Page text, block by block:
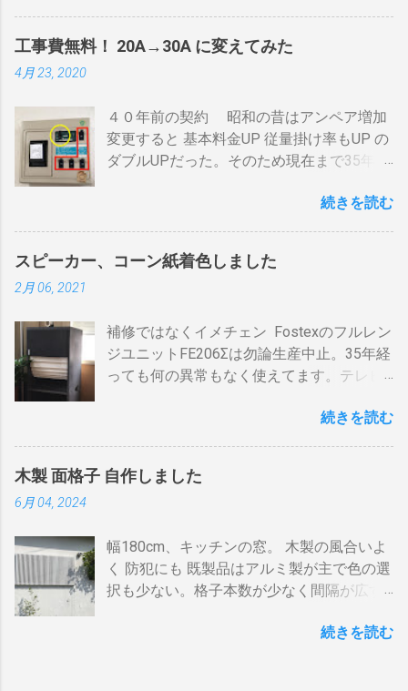
ムの順で熱が伝わるので、温度変化には時
間がかかります。それを予測したうえでの
煎りあがりのタイミングを考慮しなくては
火傷や洋服の焦げにも注意が必要です。 2
重ドラムで通気性が殆ど無い とうこと。熱
し難く冷めにくいのが特徴。 ２．パンチン
早い話が「 回転式炙り焼き 」です。熱は素
通りで蓄熱は不可。ガスコンロの炎がその
まま反映します。中火で200gなら6分程度
勿論焦げます。放置すれば燃えます。風に
よる炎の揺れや、ドラムに風が入るとすぐ
温度が下がります。 メリット 火力に対する
反応が早い。（蓄熱はゼロ） 二重ドラムに
比べて短時間で焙煎できる チャフがドラム
の中に溜まらない デメリット ザルのように
素通し。熱気が溜まらない。 温度計は上昇
か下降か一定かの傾向判断としてなら使え
周囲に散らばる 豆の温度と通過する熱気の
温度はイコールではない。風が吹いたら火
力が変わる。豆の温度を測る手段がない。
回転数の安定が必要（困難）。これは一番
「 BDR 」と略します。 アンテナ信号は、
それぞれのアンテナ入力から出力へと繰り
るとアンテナ信号が弱まりアンテナ利得が
落ち、増幅器が必要になるでしょう。 壁の
アンテナ端子から「地上波」と「 BS 」に
波の接続（アンテナケーブル２本必要）※
１ 地上波のアンテナケーブルをBDR２の
「地上波アンテナ入力」端子へ接続 BDR２
の地上波の「テレビへ（出力）」端子と
（出力）」端子とテレビの「地上デジタ
ル」端子をアンテナケーブルで接続しま
す。 BSの接続（アンテナケーブル２本必
「BSアンテナ入力」端子へ接続 BDR２の
BSの「テレビへ（出力）」端子とBDR１の
「BSアンテナ入力」端子をアンテナケーブ
をアンテナケーブルで接続します。 ※１.
BDRを一台追加するだけなら、ケーブルも
２本追加でOKです。 HDMIケーブルの接続
（HDMIケーブル２本必要）※2 BDRの
「HDMI出力」端子とテレビの「HDMI入
力」端子を接続します。テレビのHDMI端子
工事費無料！ 20A→30A に変えてみた
4月 23, 2020
４０年前の契約 昭和の昔はアンペア増加
変更すると 基本料金UP 従量掛け率もUP の
ダブルUPだった。そのため現在まで35年
力のHPで容量シュミレーションで我が家の
気毛布２、エアコン、FFクリーンヒータ
ー・電気ストーブ、ドライヤー、照明15、
２・トースター、炊飯器・・・・。 を合計
してみると 「70アンペア必要」 と表示され
た。７０アンペアは高額になりそうで流石
ーカー、赤色が安全ブレーカー。安全ブレ
ーカーはすべて20Aとあります。 そこで一
工夫。まず、各安全ブレーカーを切ってみ
て、どのコンセントに繋がっているか確認
わない 一つの安全ブレーカーで２０
A（2kw）以上にならないように振り分けま
す。消費量の多い、電子レンジ、ドライヤ
レーカに振り分けて使うのです。非合理的
続きを読む
スピーカー、コーン紙着色しました
2月 06, 2021
補修ではなくイメチェン Fostexのフルレン
ジユニットFE206Σは勿論生産中止。35年経
っても何の異常もなく使えてます。テレビ
で使ってます。リタイヤしてからは音量を
た。 オーディオとして聞く時は保護のグリ
ルネットを外して聞きます。（外したほう
ージャーにはコーン紙の色が合わない。暗
い・・・。 そこでコーン紙を白くしたらど
うだろうと、 MacアプリのPixelmetor でシ
レベル補正で白にしてみると、イケそうな
続きを読む
木製 面格子 自作しました
6月 04, 2024
幅180cm、キッチンの窓。 木製の風合いよ
く 防犯にも 既製品はアルミ製が主で色の選
択も少ない。格子本数が少なく間隔が広す
雪国では氷柱や落雪で変形しているのをよ
続きを読む